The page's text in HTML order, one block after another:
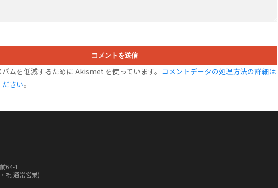
ムを低減するために Akismet を使っています。 コメントデータの処理方法の詳細は
さい。
64-1
祝 通常営業)